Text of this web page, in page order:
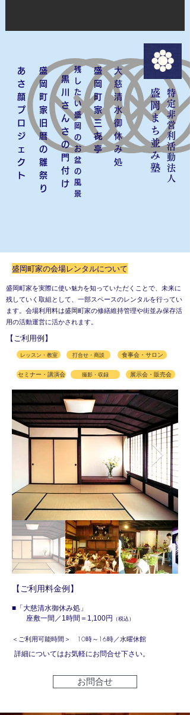
あ
さ
顔
プ
ロ
ジ
ェ
ク
ト
​盛
岡
町
家
旧
暦
の
雛
祭
り
黒
川
さ
ん
さ
の
門
付
け
残
し
た
い
盛
岡
の
お
盆
の
風
景
盛
岡
町
家
三
㐂
亭
大
慈
​清
水
御
休
み
処
盛
岡
ま
ち
並
み
塾
特
定
非
営
利
活
動
法
人
盛岡町家の会場レンタルについて
盛岡町家を実際に使い魅力を知っていただくことで、未来に
残していく取組として、一部スペースのレンタルを行ってい
ます。会場利用料は盛岡町家の修繕維持管理や街並み保存活
用の活動運営に活かされます。
【ご利用例】
レッスン・教室 打合せ・商談 食事会・サロン
セミナー・講演会 撮影・収録 展示会・販売会
【ご利用料金例】
■​「大慈清水御休み処」
座敷一間／1時間＝1,100円
（税込）
＜ご利用可能時間＞ 10時～16時／水曜休館
詳細についてはお気軽にお問合せ下さい。
お問合せ